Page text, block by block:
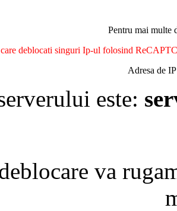
Pentru mai multe
deblocati singuri Ip-ul folosind
Adresa de
este:
va